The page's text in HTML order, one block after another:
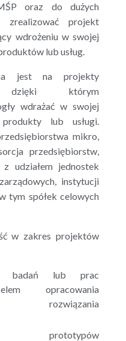
oraz do dużych
zrealizować projekt
wdrożeniu w swojej
lub usług.
jest na projekty
dzięki którym
wdrażać w swojej
produkty lub usługi.
mikro,
przedsiębiorstw,
udziałem jednostek
instytucji
tym spółek celowych
w zakres projektów
badań lub prac
opracowania
rozwiązania
prototypów